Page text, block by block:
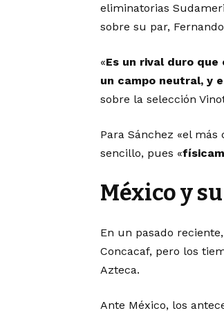
eliminatorias
sobre su par,
«Es un rival duro
un campo neutral, y
sobre la selección
Para Sánchez «el
sencillo, pues «
México y
En un pasado
Concacaf, pero los
Azteca.
Ante México, los